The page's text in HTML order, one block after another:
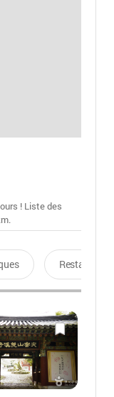
! Liste des
Restaurants